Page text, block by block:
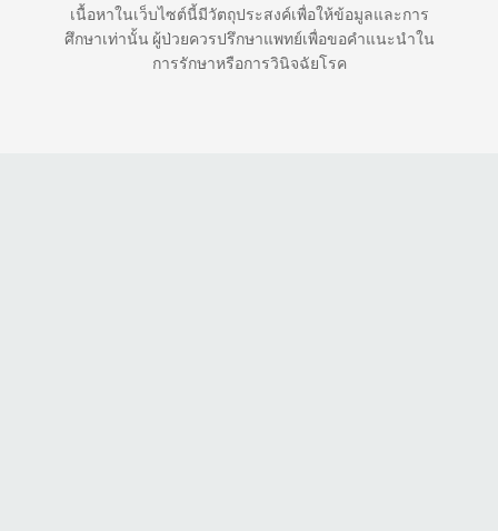
เนื้อหาในเว็บไซต์นี้มีวัตถุประสงค์เพื่อให้ข้อมูลและการ
ศึกษาเท่านั้น ผู้ป่วยควรปรึกษาแพทย์เพื่อขอคำแนะนำใน
การรักษาหรือการวินิจฉัยโรค